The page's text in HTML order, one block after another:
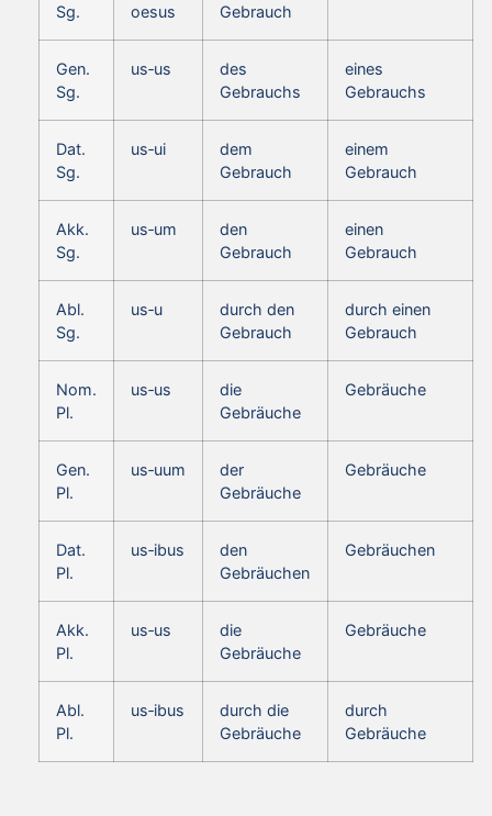
Sg.
oesus
Gebrauch
Gen.
Sg.
us‑us
des
Gebrauchs
eines
Gebrauchs
Dat.
Sg.
us‑ui
dem
Gebrauch
einem
Gebrauch
Akk.
Sg.
us‑um
den
Gebrauch
einen
Gebrauch
Abl.
Sg.
us‑u
durch den
Gebrauch
durch einen
Gebrauch
Nom.
Pl.
us‑us
die
Gebräuche
Gebräuche
Gen.
Pl.
us‑uum
der
Gebräuche
Gebräuche
Dat.
Pl.
us‑ibus
den
Gebräuchen
Gebräuchen
Akk.
Pl.
us‑us
die
Gebräuche
Gebräuche
Abl.
Pl.
us‑ibus
durch die
Gebräuche
durch
Gebräuche